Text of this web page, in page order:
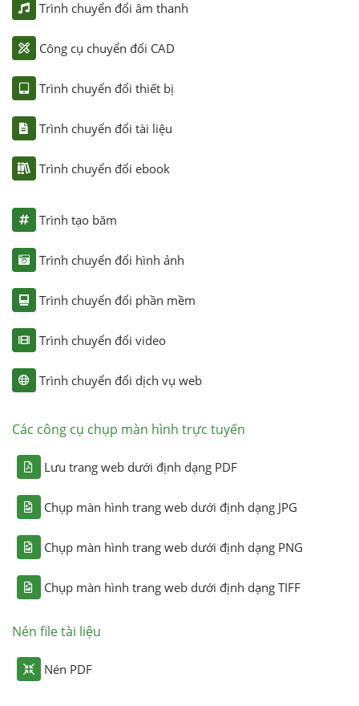
Trình chuyển đổi âm thanh
Công cụ chuyển đổi CAD
Trình chuyển đổi thiết bị
Trình chuyển đổi tài liệu
Trình chuyển đổi ebook
Trình tạo băm
Trình chuyển đổi hình ảnh
Trình chuyển đổi phần mềm
Trình chuyển đổi video
Trình chuyển đổi dịch vụ web
Các công cụ chụp màn hình trực tuyến
Lưu trang web dưới định dạng PDF
Chụp màn hình trang web dưới định dạng JPG
Chụp màn hình trang web dưới định dạng PNG
Chụp màn hình trang web dưới định dạng TIFF
Nén file tài liệu
Nén PDF